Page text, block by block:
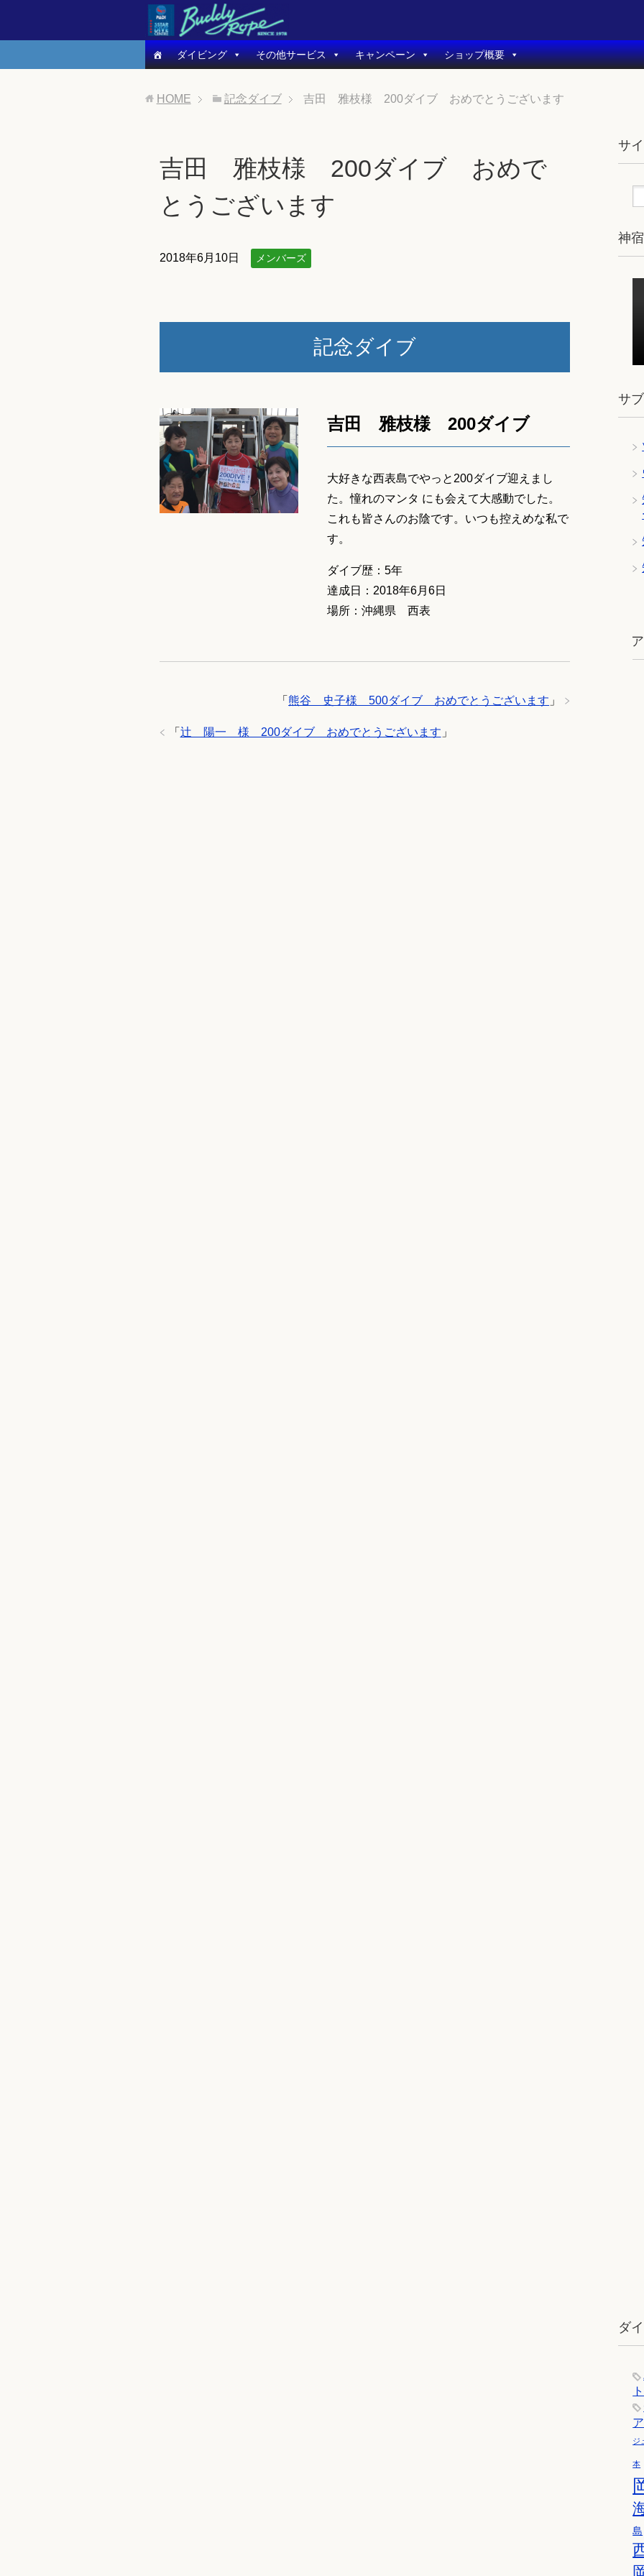
ダイビング その他サービス キャンペーン ショップ概要
HOME 記念ダイブ 吉田 雅枝様 200ダイブ おめでとうございます
吉田 雅枝様 200ダイブ おめで
とうございます
2018年6月10日 メンバーズ
記念ダイブ
吉田 雅枝様 200ダイブ
大好きな西表島でやっと200ダイブ迎えまし
た。憧れのマンタ にも会えて大感動でした。
これも皆さんのお陰です。いつも控えめな私で
す。
ダイブ歴：5年
達成日：2018年6月6日
場所：沖縄県 西表
「熊谷 史子様 500ダイブ おめでとうございます 」
「 辻 陽一 様 200ダイブ おめでとうございます 」
サ
神
サ
ツ
ダ
ジ
本
島